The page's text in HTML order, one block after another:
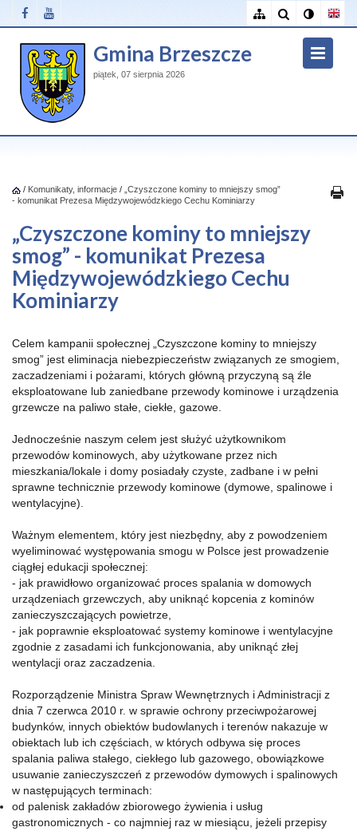
Gmina Brzeszcze
piątek, 07 sierpnia 2026
/ Komunikaty, informacje / „Czyszczone kominy to mniejszy smog”
- komunikat Prezesa Międzywojewódzkiego Cechu Kominiarzy
„Czyszczone kominy to mniejszy
smog” - komunikat Prezesa
Międzywojewódzkiego Cechu
Kominiarzy
Celem kampanii społecznej „Czyszczone kominy to mniejszy
smog” jest eliminacja niebezpieczeństw związanych ze smogiem,
zaczadzeniami i pożarami, których główną przyczyną są źle
eksploatowane lub zaniedbane przewody kominowe i urządzenia
grzewcze na paliwo stałe, ciekłe, gazowe.
Jednocześnie naszym celem jest służyć użytkownikom
przewodów kominowych, aby użytkowane przez nich
mieszkania/lokale i domy posiadały czyste, zadbane i w pełni
sprawne technicznie przewody kominowe (dymowe, spalinowe i
wentylacyjne).
Ważnym elementem, który jest niezbędny, aby z powodzeniem
wyeliminować występowania smogu w Polsce jest prowadzenie
ciągłej edukacji społecznej:
- jak prawidłowo organizować proces spalania w domowych
urządzeniach grzewczych, aby uniknąć kopcenia z kominów
zanieczyszczających powietrze,
- jak poprawnie eksploatować systemy kominowe i wentylacyjne
zgodnie z zasadami ich funkcjonowania, aby uniknąć złej
wentylacji oraz zaczadzenia.
Rozporządzenie Ministra Spraw Wewnętrznych i Administracji z
dnia 7 czerwca 2010 r. w sprawie ochrony przeciwpożarowej
budynków, innych obiektów budowlanych i terenów nakazuje w
obiektach lub ich częściach, w których odbywa się proces
spalania paliwa stałego, ciekłego lub gazowego, obowiązkowe
usuwanie zanieczyszczeń z przewodów dymowych i spalinowych
w następujących terminach:
od palenisk zakładów zbiorowego żywienia i usług
gastronomicznych - co najmniej raz w miesiącu, jeżeli przepisy